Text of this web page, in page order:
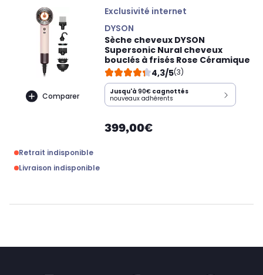
Comparer
Exclusivité internet
DYSON
Sèche cheveux DYSON
Supersonic Nural cheveux
bouclés à frisés Rose Céramique
4,3/5(3)
Jusqu'à 90€ cagnottés
nouveaux adhérents
399,00€
Retrait indisponible
Livraison indisponible